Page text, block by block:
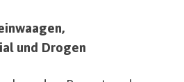
und Drogen